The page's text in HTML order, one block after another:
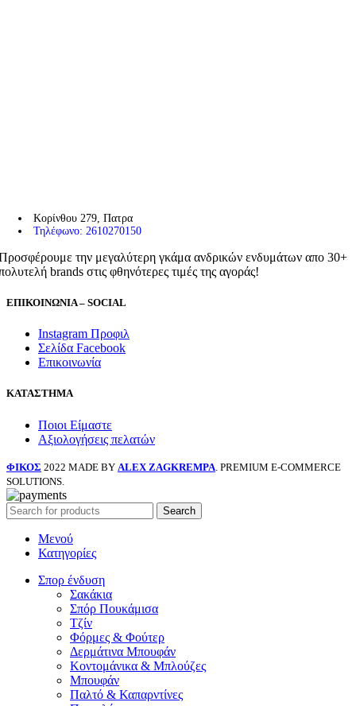
Κορίνθου 279, Πατρα
Τηλέφωνο: 2610270150
την μεγαλύτερη γκάμα ανδρικών ενδυμάτων απο 30+
brands στις φθηνότερες τιμές της αγοράς!
ΕΠΙΚΟΙΝΩΝΙΑ – SOCIAL
Instagram Προφιλ
Σελίδα Facebook
Επικοινωνία
ΚΑΤΑΣΤΗΜΑ
Ποιοι Είμαστε
Αξιολογήσεις πελατών
ΦΙΚΟΣ 2022 MADE BY ALEX ZAGKREMPA . PREMIUM E-COMMERCE
SOLUTIONS.
Search
Μενού
Κατηγορίες
Σπορ ένδυση
Σακάκια
Σπόρ Πουκάμισα
Τζίν
Φόρμες & Φούτερ
Δερμάτινα Μπουφάν
Κοντομάνικα & Μπλούζες
Μπουφάν
Παλτό & Καπαρντίνες